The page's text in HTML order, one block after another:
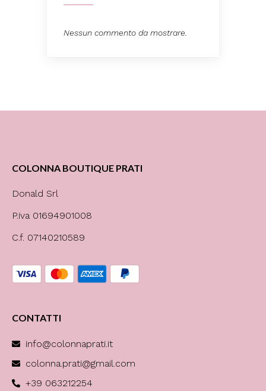
Nessun commento da mostrare.
COLONNA BOUTIQUE PRATI
Donald Srl
P.iva 01694901008
C.f. 07140210589
CONTATTI
info@colonnaprati.it
colonna.prati@gmail.com
+39 063212254